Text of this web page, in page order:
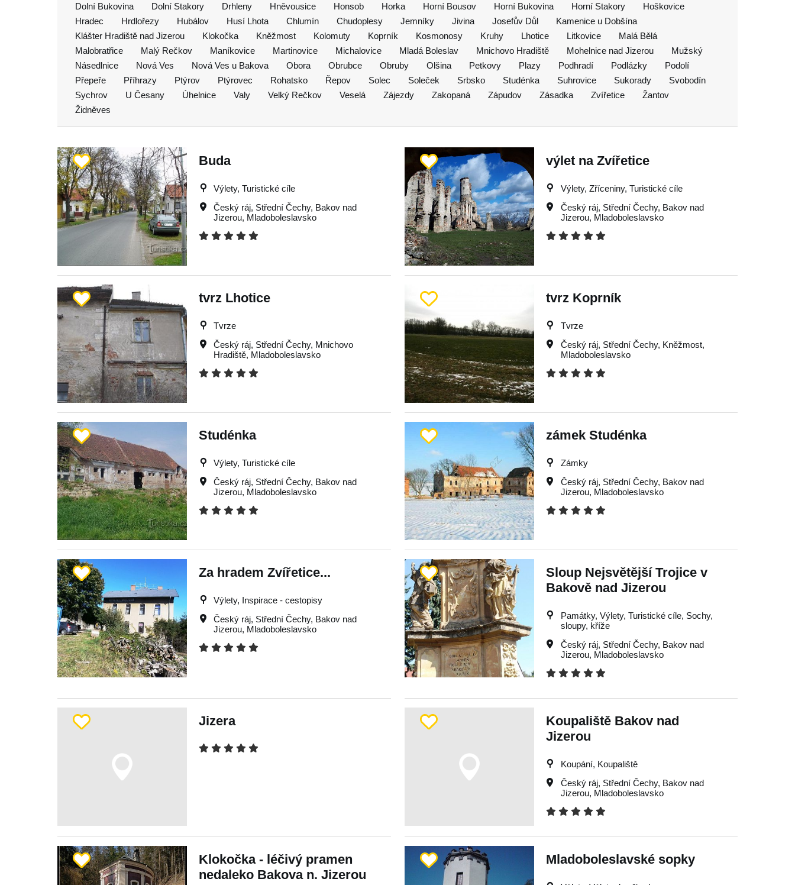
Dolní Bukovina
Dolní Stakory Drhleny Hněvousice Honsob Horka Horní Bousov Horní Bukovina Horní Stakory
Hoškovice
Hradec
Hrdlořezy Hubálov Husí Lhota Chlumín Chudoplesy Jemníky Jivina Josefův Důl
Kamenice u Dobšína
Klášter Hradiště nad Jizerou
Klokočka Kněžmost Kolomuty Koprník Kosmonosy Kruhy Lhotice Litkovice
Malá Bělá
Malobratřice
Malý Rečkov Maníkovice Martinovice Michalovice Mladá Boleslav Mnichovo Hradiště Mohelnice nad Jizerou
Mužský
Násedlnice
Nová Ves Nová Ves u Bakova Obora Obrubce Obruby Olšina Petkovy Plazy Podhradí Podlázky
Podolí
Přepeře
Příhrazy Ptýrov Ptýrovec Rohatsko Řepov Solec Soleček Srbsko Studénka Suhrovice Sukorady
Svobodín
Sychrov
U Česany Úhelnice Valy Velký Rečkov Veselá Zájezdy Zakopaná Zápudov Zásadka Zvířetice
Žantov
Židněves
Buda
Výlety, Turistické cíle
Český ráj, Střední Čechy, Bakov nad
Jizerou, Mladoboleslavsko
výlet na Zvířetice
Výlety, Zříceniny, Turistické cíle
Český ráj, Střední Čechy, Bakov nad
Jizerou, Mladoboleslavsko
tvrz Lhotice
Tvrze
Český ráj, Střední Čechy, Mnichovo
Hradiště, Mladoboleslavsko
tvrz Koprník
Tvrze
Český ráj, Střední Čechy, Kněžmost,
Mladoboleslavsko
Studénka
Výlety, Turistické cíle
Český ráj, Střední Čechy, Bakov nad
Jizerou, Mladoboleslavsko
zámek Studénka
Zámky
Český ráj, Střední Čechy, Bakov nad
Jizerou, Mladoboleslavsko
Za hradem Zvířetice...
Výlety, Inspirace - cestopisy
Český ráj, Střední Čechy, Bakov nad
Jizerou, Mladoboleslavsko
Sloup Nejsvětější Trojice v
Bakově nad Jizerou
Památky, Výlety, Turistické cíle, Sochy,
sloupy, kříže
Český ráj, Střední Čechy, Bakov nad
Jizerou, Mladoboleslavsko
Jizera
Koupaliště Bakov nad
Jizerou
Koupání, Koupaliště
Český ráj, Střední Čechy, Bakov nad
Jizerou, Mladoboleslavsko
Klokočka - léčivý pramen
nedaleko Bakova n. Jizerou
Mladoboleslavské sopky